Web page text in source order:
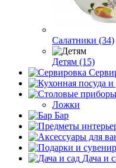
Салатники (34)
Детям (15)
Ложки
Бар
Дача и